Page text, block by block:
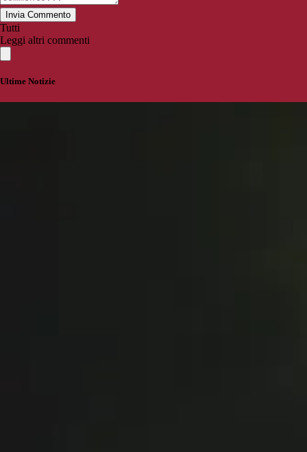
Invia Commento
Tutti
Leggi altri commenti
Ultime Notizie